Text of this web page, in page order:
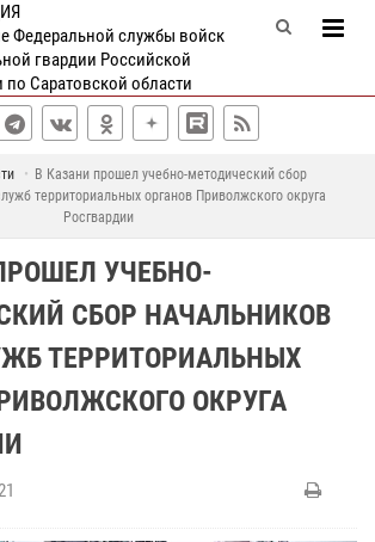
Федеральной службы войск
гвардии Российской
Саратовской области
В Казани прошел учебно-методический сбор
территориальных органов Приволжского округа
Росгвардии
УЧЕБНО-
СБОР НАЧАЛЬНИКОВ
ТЕРРИТОРИАЛЬНЫХ
ОКРУГА